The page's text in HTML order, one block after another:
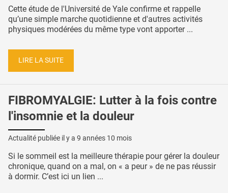
Cette étude de l'Université de Yale confirme et rappelle
qu’une simple marche quotidienne et d'autres activités
physiques modérées du même type vont apporter ...
LIRE LA SUITE
FIBROMYALGIE: Lutter à la fois contre
l'insomnie et la douleur
Actualité publiée il y a 9 années 10 mois
Si le sommeil est la meilleure thérapie pour gérer la douleur
chronique, quand on a mal, on « a peur » de ne pas réussir
à dormir. C’est ici un lien ...